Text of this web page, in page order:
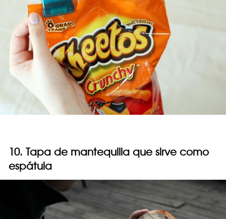
10. Tapa de mantequilla que sirve como
espátula